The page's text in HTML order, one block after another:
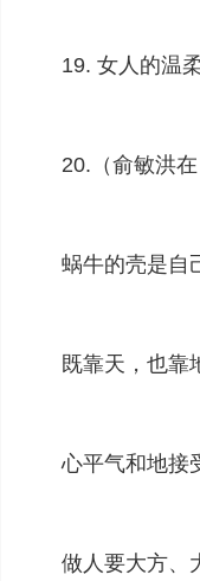
19. 女人的温柔
20.（俞敏洪在
蜗牛的壳是自己
既靠天，也靠地
心平气和地接受
做人要大方、大